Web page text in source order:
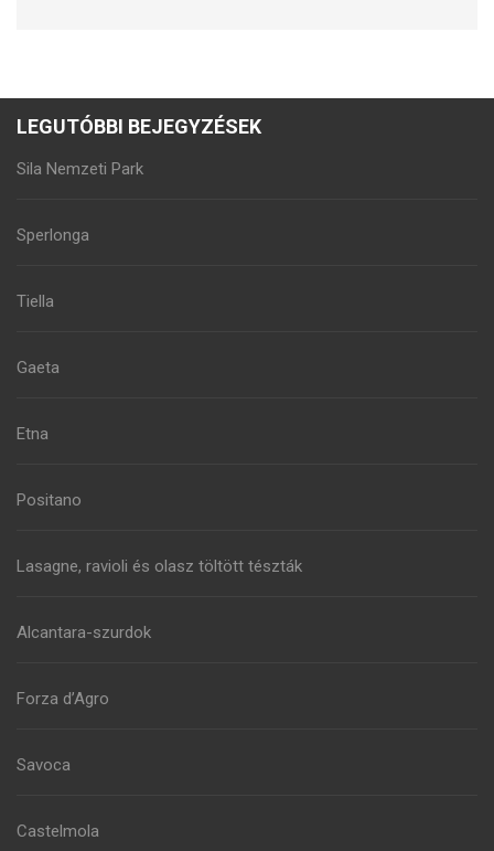
LEGUTÓBBI BEJEGYZÉSEK
Sila Nemzeti Park
Sperlonga
Tiella
Gaeta
Etna
Positano
Lasagne, ravioli és olasz töltött tészták
Alcantara-szurdok
Forza d’Agro
Savoca
Castelmola